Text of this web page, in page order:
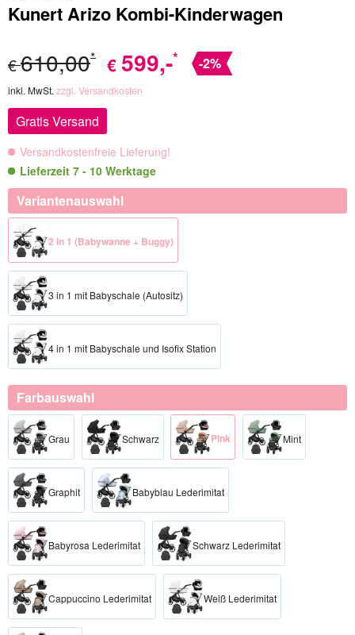
Kunert Arizo Kombi-Kinderwagen
€610,00* € 599,-* -2%
inkl. MwSt. zzgl. Versandkosten
Gratis Versand
Versandkostenfreie Lieferung!
Lieferzeit 7 - 10 Werktage
Variantenauswahl
2 in 1 (Babywanne + Buggy)
3 in 1 mit Babyschale (Autositz)
4 in 1 mit Babyschale und Isofix Station
Farbauswahl
Grau Schwarz Pink Mint
Graphit Babyblau Lederimitat
Babyrosa Lederimitat Schwarz Lederimitat
Cappuccino Lederimitat Weiß Lederimitat